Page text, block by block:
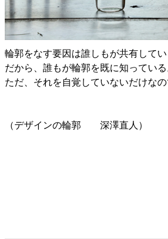
輪郭をなす要因は誰しもが共有してい
だから、誰もが輪郭を既に知っている
ただ、それを自覚していないだけなの
（デザインの輪郭 深澤直人）